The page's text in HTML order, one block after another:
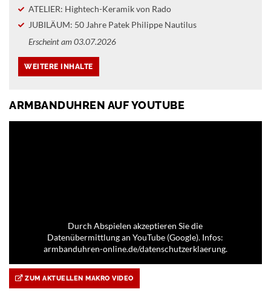
ATELIER: Hightech-Keramik von Rado
JUBILÄUM: 50 Jahre Patek Philippe Nautilus
Erscheint am 03.07.2026
ARMBANDUHREN AUF YOUTUBE
Durch Abspielen akzeptieren Sie die
Datenübermittlung an YouTube (Google). Infos:
armbanduhren-online.de/datenschutzerklaerung.
ZUM AKTUELLEN MAKRO VIDEO